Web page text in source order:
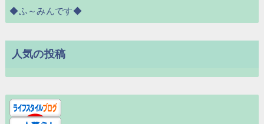
◆ふ～みんです◆
人気の投稿